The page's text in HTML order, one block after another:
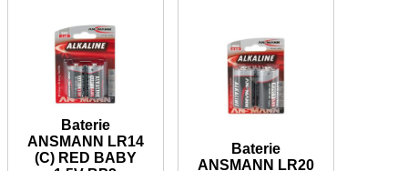
Baterie
ANSMANN LR14
(C) RED BABY
Baterie
ANSMANN LR20